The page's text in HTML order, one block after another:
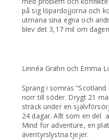
på sig löpardojjorna och
utmana sina egna och
blev det 3,17 mil om
Linnéa Grahn och Emma
Sprang i somras
norr till söder. Drygt 21
sträck under en
24 dagar. Allt som en del
Mind for adventure, en
äventyrslystna tjejer.